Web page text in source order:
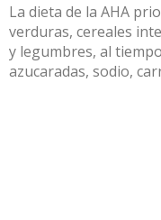
La dieta de la AHA
verduras, cereales
y legumbres, al
azucaradas, sodio,